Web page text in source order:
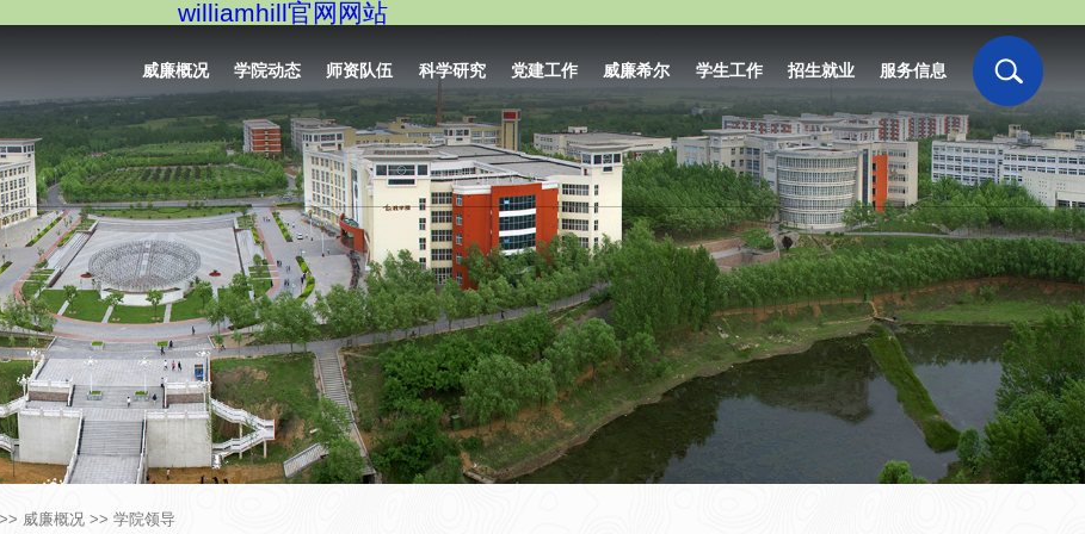
williamhill官网网站
威廉概况 学院动态 师资队伍 科学研究 党建工作 威廉希尔 学生工作 招生就业 服务信息
威廉概况>> 学院领导